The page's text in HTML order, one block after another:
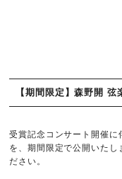
【期間限定】森野開
受賞記念コンサート開催に
を、期間限定で公開いたし
ださい。